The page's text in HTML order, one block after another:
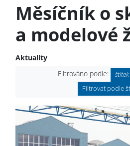
Měsíčník o
a modelové
Aktuality
Filtrováno podle:
štítek
Filtrovat podle